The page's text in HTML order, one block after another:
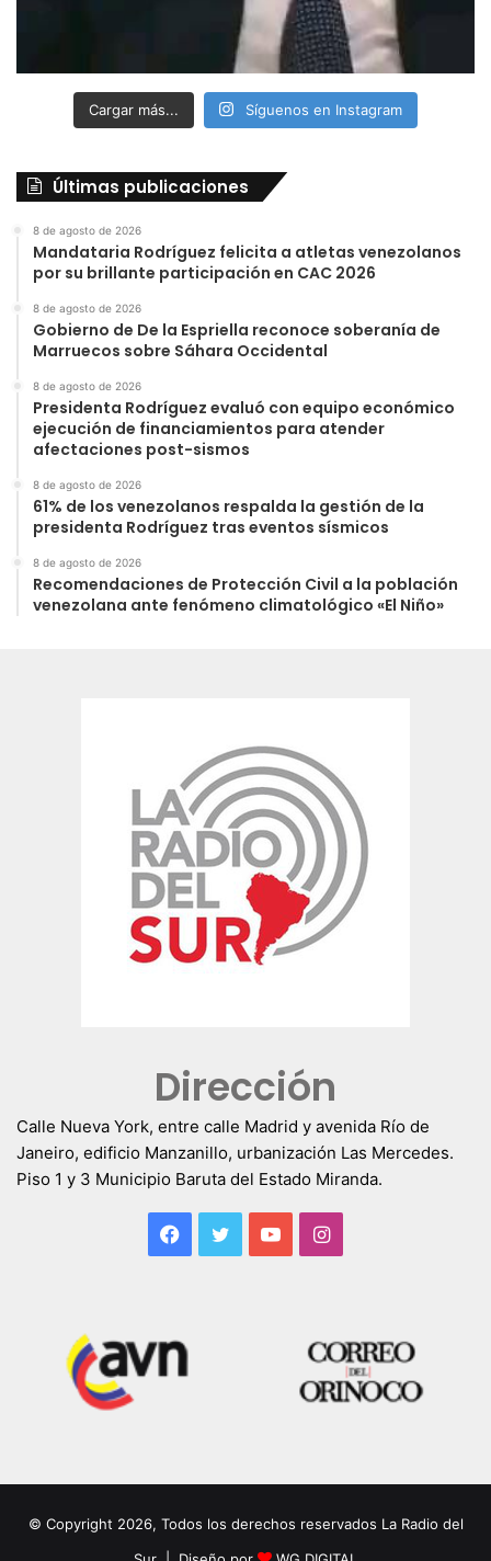
Cargar más... Síguenos en Instagram
Últimas publicaciones
8 de agosto de 2026
Mandataria Rodríguez felicita a atletas venezolanos
por su brillante participación en CAC 2026
8 de agosto de 2026
Gobierno de De la Espriella reconoce soberanía de
Marruecos sobre Sáhara Occidental
8 de agosto de 2026
Presidenta Rodríguez evaluó con equipo económico
ejecución de financiamientos para atender
afectaciones post-sismos
8 de agosto de 2026
61% de los venezolanos respalda la gestión de la
presidenta Rodríguez tras eventos sísmicos
8 de agosto de 2026
Recomendaciones de Protección Civil a la población
venezolana ante fenómeno climatológico «El Niño»
Dirección
Calle Nueva York, entre calle Madrid y avenida Río de
Janeiro, edificio Manzanillo, urbanización Las Mercedes.
Piso 1 y 3 Municipio Baruta del Estado Miranda.
Facebook
TwitterYouTubeInstagram
© Copyright 2026, Todos los derechos reservados La Radio del